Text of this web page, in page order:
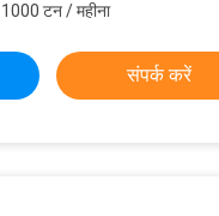
1000 टन / महीना
संपर्क करें